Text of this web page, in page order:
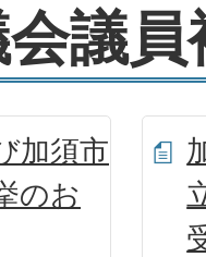
議
加須市
のお